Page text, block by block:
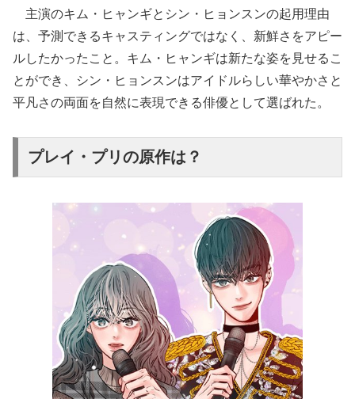
主演のキム・ヒャンギとシン・ヒョンスンの起用理由
は、予測できるキャスティングではなく、新鮮さをアピー
ルしたかったこと。キム・ヒャンギは新たな姿を見せるこ
とができ、シン・ヒョンスンはアイドルらしい華やかさと
平凡さの両面を自然に表現できる俳優として選ばれた。
プレイ・プリの原作は？